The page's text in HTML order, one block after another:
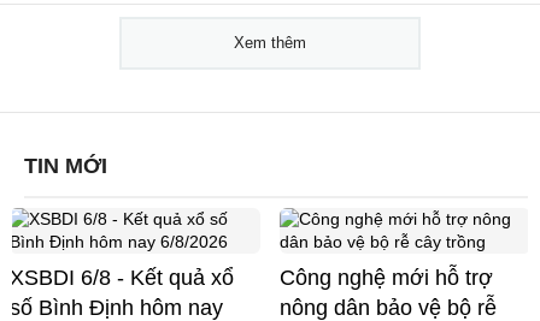
Xem thêm
TIN MỚI
XSBDI 6/8 - Kết quả xổ
số Bình Định hôm nay
Công nghệ mới hỗ trợ
nông dân bảo vệ bộ rễ